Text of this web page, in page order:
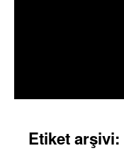
Etiket arşivi: